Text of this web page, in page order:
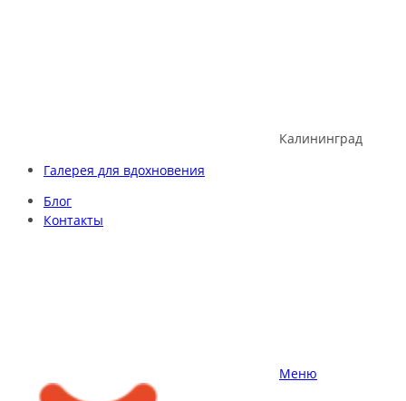
Калининград
Галерея для вдохновения
Блог
Контакты
Меню